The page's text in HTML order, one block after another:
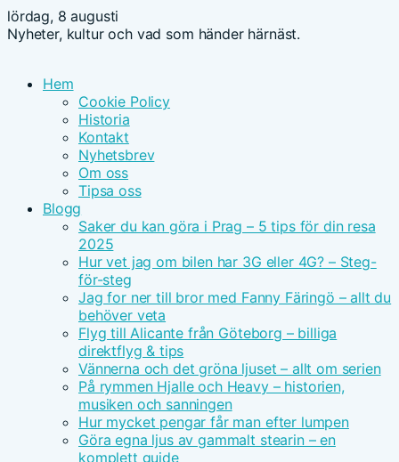
lördag, 8 augusti
Nyheter, kultur och vad som händer härnäst.
Hem
Cookie Policy
Historia
Kontakt
Nyhetsbrev
Om oss
Tipsa oss
Blogg
Saker du kan göra i Prag – 5 tips för din resa
2025
Hur vet jag om bilen har 3G eller 4G? – Steg-
för-steg
Jag for ner till bror med Fanny Färingö – allt du
behöver veta
Flyg till Alicante från Göteborg – billiga
direktflyg & tips
Vännerna och det gröna ljuset – allt om serien
På rymmen Hjalle och Heavy – historien,
musiken och sanningen
Hur mycket pengar får man efter lumpen
Göra egna ljus av gammalt stearin – en
komplett guide